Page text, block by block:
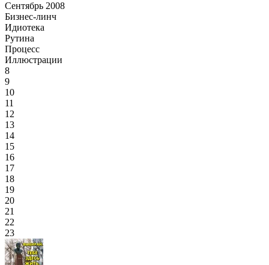
Сентябрь 2008
Бизнес-линч
Идиотека
Рутина
Процесс
Иллюстрации
8
9
10
11
12
13
14
15
16
17
18
19
20
21
22
23